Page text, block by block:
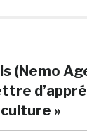
(Nemo
»